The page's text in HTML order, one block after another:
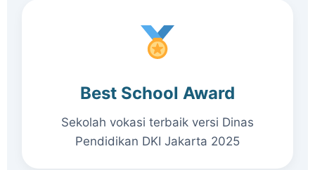
Best School Award
Sekolah vokasi terbaik versi Dinas
Pendidikan DKI Jakarta 2025